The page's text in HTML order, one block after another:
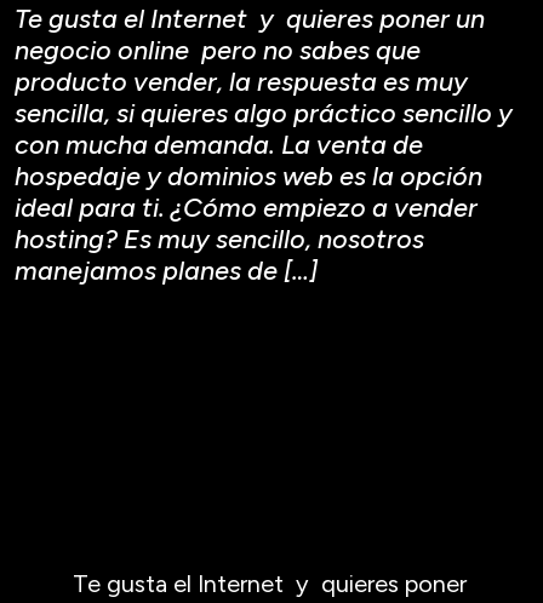
Te gusta el Internet y quieres poner un
negocio online pero no sabes que
producto vender, la respuesta es muy
sencilla, si quieres algo práctico sencillo y
con mucha demanda. La venta de
hospedaje y dominios web es la opción
ideal para ti. ¿Cómo empiezo a vender
hosting? Es muy sencillo, nosotros
manejamos planes de […]
Te gusta el Internet y quieres poner